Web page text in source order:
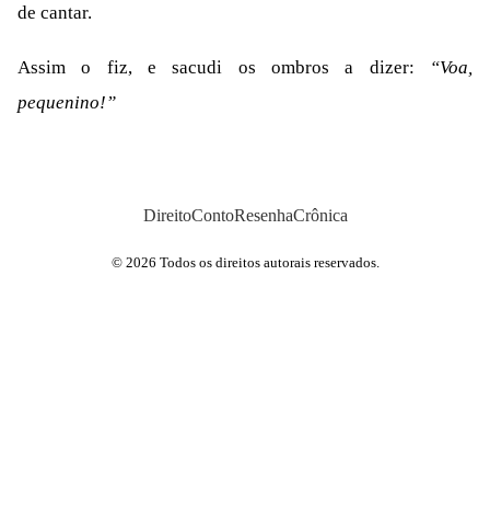
de cantar.
Assim o fiz, e sacudi os ombros a dizer:
“Voa,
pequenino!”
DireitoContoResenhaCrônica
© 2026 Todos os direitos autorais reservados.